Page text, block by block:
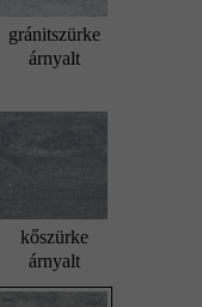
gránitszürke
árnyalt
kőszürke
árnyalt